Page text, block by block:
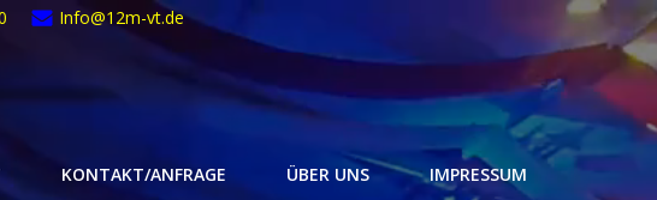
Info@12m-vt.de
KONTAKT/ANFRAGE ÜBER UNS IMPRESSUM